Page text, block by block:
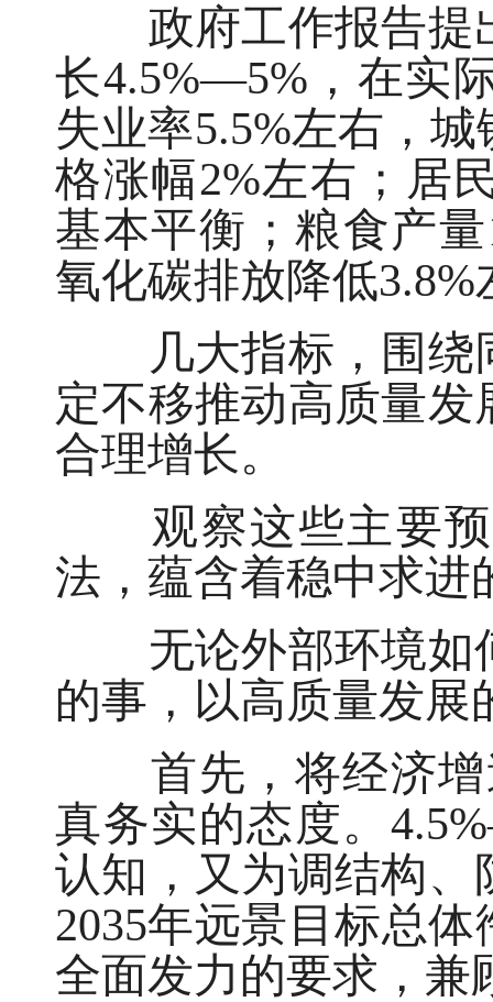
政府工作报告提
长4.5%—5%，在实
失业率5.5%左右，
格涨幅2%左右；居
基本平衡；粮食产
氧化碳排放降低3.8%
几大指标，围绕
定不移推动高质量
合理增长。
观察这些主要预
法，蕴含着稳中求进
无论外部环境如
的事，以高质量发展
首先，将经济增
真务实的态度。
认知，又为调结构
2035年远景目标总
全面发力的要求，兼